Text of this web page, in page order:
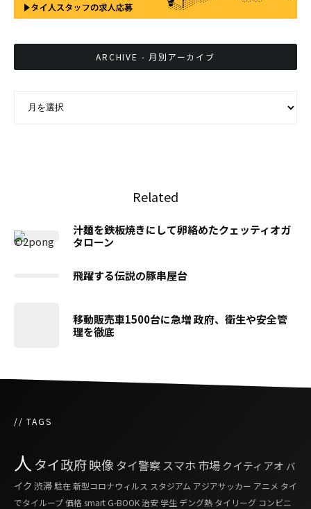
ARCHIVE - 月別アーカイブ
Related
汁麺を鉄板焼きにして卵絡めたクェッティオガ
タローン
飛躍する伝説の豚串屋台
移動販売車1500台に急増 政府、衛生や安全管
理を徹底
// TAGS
人 タイ政府映像 タイ警察 スマホ 市場 クイティアオ バ
イク 渋滞 駐在新型コロナウィルス スタジアム アジアサッカー アニメ タイ
でタイループ価格 smart G-BOOK治安 学生 デング熱 タイリーグ コンビニ